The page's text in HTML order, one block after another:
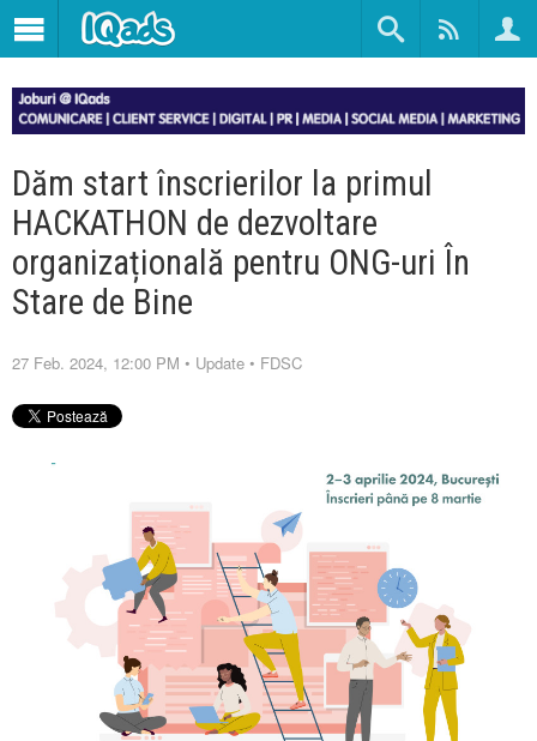
Dăm start înscrierilor la primul
HACKATHON de dezvoltare
organizațională pentru ONG-uri În
Stare de Bine
27 Feb. 2024, 12:00 PM • Update • FDSC